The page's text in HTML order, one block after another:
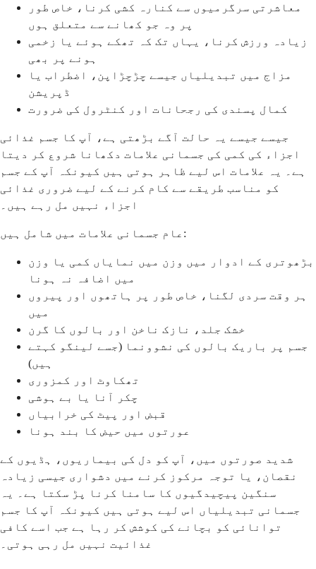
معاشرتی سرگرمیوں سے کنارہ کشی کرنا، خاص طور
پر وہ جو کھانے سے متعلق ہوں
زیادہ ورزش کرنا، یہاں تک کہ تھکے ہوئے یا زخمی
ہونے پر بھی
مزاج میں تبدیلیاں جیسے چڑچڑاپن، اضطراب یا
ڈپریشن
کمال پسندی کی رجحانات اور کنٹرول کی ضرورت
جیسے جیسے یہ حالت آگے بڑھتی ہے، آپ کا جسم غذائی
اجزاء کی کمی کی جسمانی علامات دکھانا شروع کر دیتا
ہے۔ یہ علامات اس لیے ظاہر ہوتی ہیں کیونکہ آپ کے جسم
کو مناسب طریقے سے کام کرنے کے لیے ضروری غذائی
اجزاء نہیں مل رہے ہیں۔
عام جسمانی علامات میں شامل ہیں:
بڑھوتری کے ادوار میں وزن میں نمایاں کمی یا وزن
میں اضافہ نہ ہونا
ہر وقت سردی لگنا، خاص طور پر ہاتھوں اور پیروں
میں
خشک جلد، نازک ناخن اور بالوں کا گرن
جسم پر باریک بالوں کی نشوونما (جسے لینگو کہتے
ہیں)
تھکاوٹ اور کمزوری
چکر آنا یا بے ہوشی
قبض اور پیٹ کی خرابیاں
عورتوں میں حیض کا بند ہونا
شدید صورتوں میں، آپ کو دل کی بیماریوں، ہڈیوں کے
نقصان، یا توجہ مرکوز کرنے میں دشواری جیسی زیادہ
سنگین پیچیدگیوں کا سامنا کرنا پڑ سکتا ہے۔ یہ
جسمانی تبدیلیاں اس لیے ہوتی ہیں کیونکہ آپ کا جسم
توانائی کو بچانے کی کوشش کر رہا ہے جب اسے کافی
غذائیت نہیں مل رہی ہوتی۔